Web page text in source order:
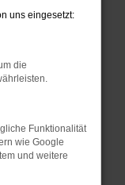
in einem
uns eingesetzt:
die
Funktionalität
wie Google
und weitere